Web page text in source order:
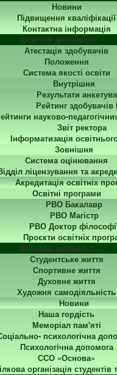
Новини
Підвищення кваліфікації
Контактна інформація
Освітня діяльність
Атестація здобувачів
Положення
Система якості освіти
Внутрішня
Результати
Рейтинг
науково-
Звіт ректора
Інформатизація
Зовнішня
Система оцінювання
ліцензування та
Акредитація освітніх
Освітні програми
РВО Бакалавр
РВО Магістр
РВО Доктор
Проєкти освітніх
Виховна діяльність
Студентське життя
Спортивне життя
Духовне життя
Художня самодіяльність
Новини
Наша гордість
Меморіал пам'яті
психологічна
Психологічна допомога
ССО «Основа»
організація студентів